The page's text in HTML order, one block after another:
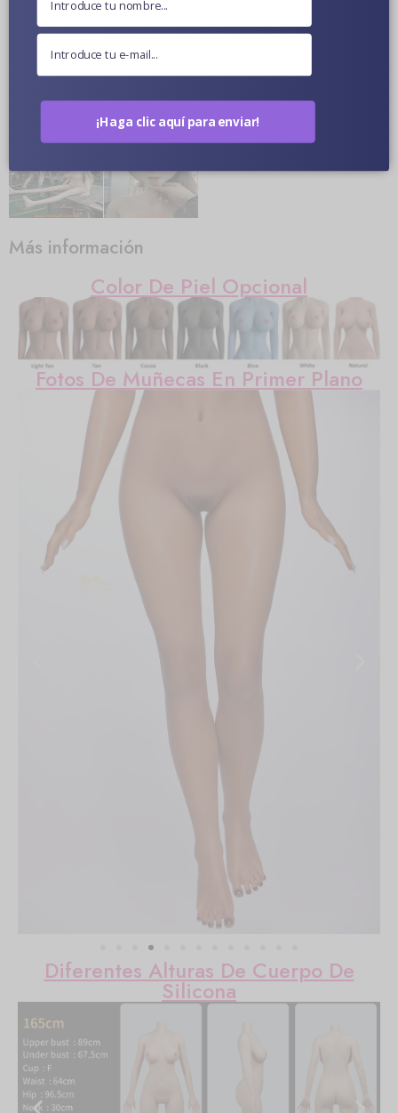
Fotos de muñecas sexuales
Más información
Color De Piel Opcional
Fotos De Muñecas En Primer Plano
Diferentes Alturas De Cuerpo De
Silicona
¡Haga clic aquí para enviar!